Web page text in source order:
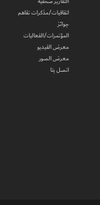
اتفاقيات/مذكرات تفاهم
جوائز
المؤتمرات/الفعاليات
معرض الفيديو
معرض الصور
اتصل بنا